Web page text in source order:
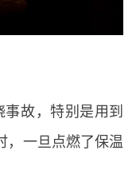
故，特别是用到
，一旦点燃了保温